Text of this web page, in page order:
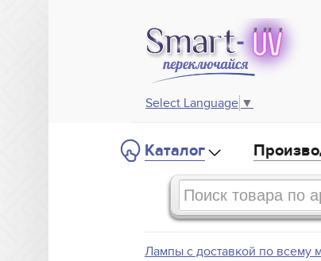
Select Language ▼
Каталог
Лампы с доставкой по всему